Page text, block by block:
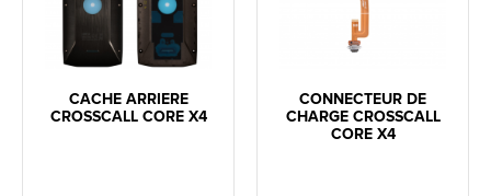
CACHE ARRIERE
CROSSCALL CORE X4
CONNECTEUR DE
CHARGE CROSSCALL
CORE X4